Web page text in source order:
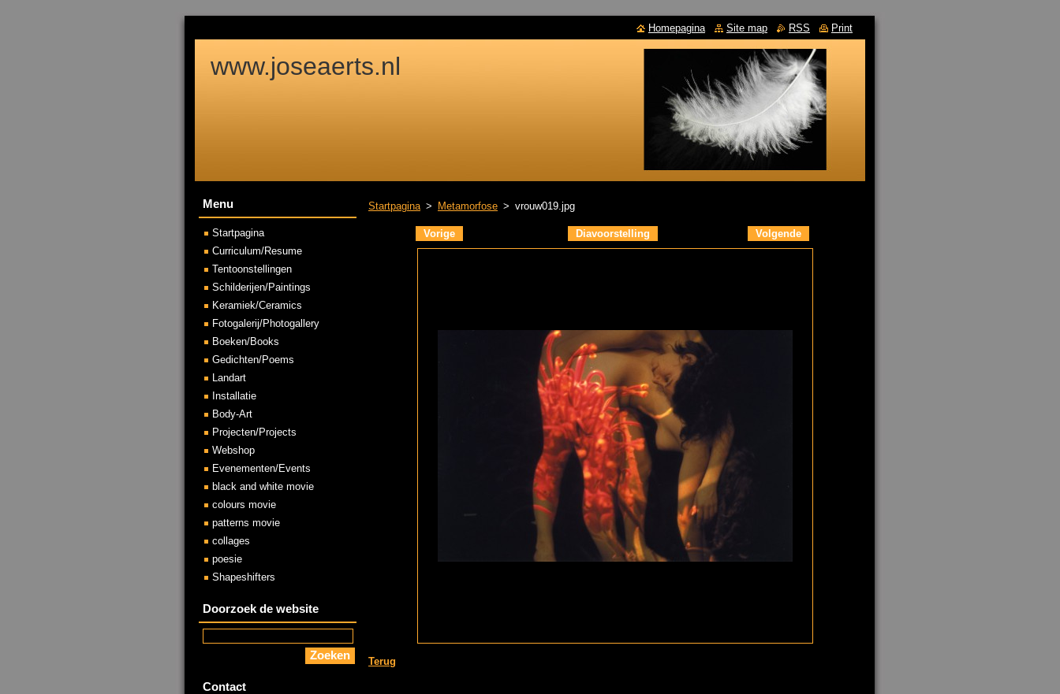
www.joseaerts.nl
Startpagina > Metamorfose > vrouw019.jpg
Vorige Diavoorstelling Volgende
Terug
Menu
Startpagina
Curriculum/Resume
Tentoonstellingen
Schilderijen/Paintings
Keramiek/Ceramics
Fotogalerij/Photogallery
Boeken/Books
Gedichten/Poems
Landart
Installatie
Body-Art
Projecten/Projects
Webshop
Evenementen/Events
black and white movie
colours movie
patterns movie
collages
poesie
Shapeshifters
Doorzoek de website
Contact
Homepagina Site map RSS Print